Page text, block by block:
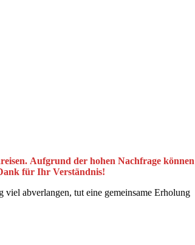
Aufgrund der hohen Nachfrage können
für Ihr Verständnis!
abverlangen, tut eine gemeinsame Erholung